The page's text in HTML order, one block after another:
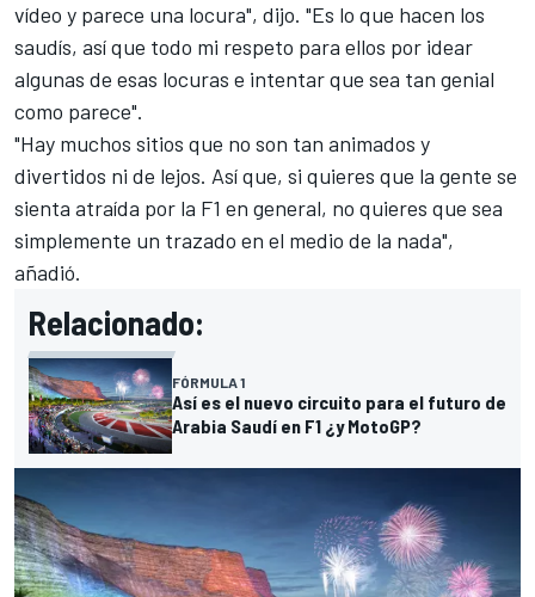
vídeo y parece una locura", dijo. "Es lo que hacen los
saudís, así que todo mi respeto para ellos por idear
algunas de esas locuras e intentar que sea tan genial
como parece".
"Hay muchos sitios que no son tan animados y
divertidos ni de lejos. Así que, si quieres que la gente se
sienta atraída por la F1 en general, no quieres que sea
simplemente un trazado en el medio de la nada",
añadió.
Relacionado:
FÓRMULA 1
Así es el nuevo circuito para el futuro de
Arabia Saudí en F1 ¿y MotoGP?